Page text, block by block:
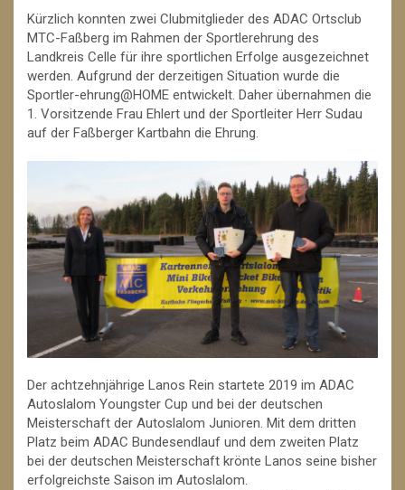
Kürzlich konnten zwei Clubmitglieder des ADAC Ortsclub
MTC-Faßberg im Rahmen der Sportlerehrung des
Landkreis Celle für ihre sportlichen Erfolge ausgezeichnet
werden. Aufgrund der derzeitigen Situation wurde die
Sportler-ehrung@HOME entwickelt. Daher übernahmen die
1. Vorsitzende Frau Ehlert und der Sportleiter Herr Sudau
auf der Faßberger Kartbahn die Ehrung.
Der achtzehnjährige Lanos Rein startete 2019 im ADAC
Autoslalom Youngster Cup und bei der deutschen
Meisterschaft der Autoslalom Junioren. Mit dem dritten
Platz beim ADAC Bundesendlauf und dem zweiten Platz
bei der deutschen Meisterschaft krönte Lanos seine bisher
erfolgreichste Saison im Autoslalom.